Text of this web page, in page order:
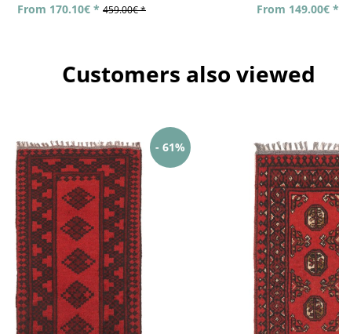
From 170.10€ * 459.00€ * From 149.00€ *
Customers also viewed
- 61%